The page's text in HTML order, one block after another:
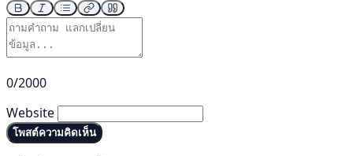
0/2000
Website
โพสต์ความคิดเห็น